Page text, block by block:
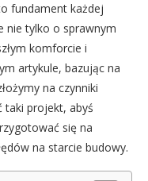
fundament każdej
nie tylko o sprawnym
komforcie i
artykule, bazując na
na czynniki
taki projekt, abyś
się na
na starcie budowy.